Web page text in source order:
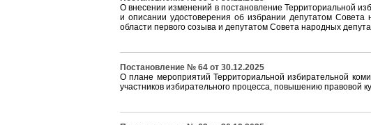
О внесении изменений в постановление Территориальной
и описании удостоверения об избрании депутатом Совета
области первого созыва и депутатом Совета народных
Постановление № 64 от 30.12.2025
О плане мероприятий Территориальной избирательной
участников избирательного процесса, повышению правовой